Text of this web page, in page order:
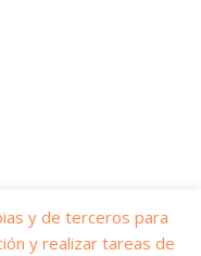
y de terceros para
y realizar tareas de